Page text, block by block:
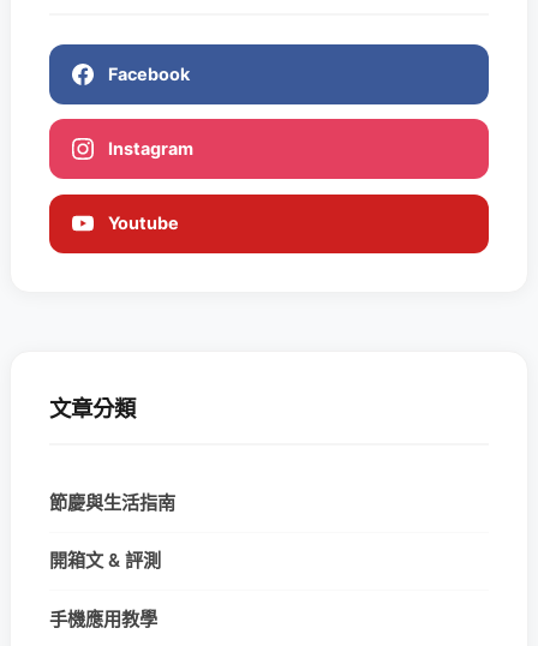
Facebook
Instagram
Youtube
文章分類
節慶與生活指南
開箱文 & 評測
手機應用教學